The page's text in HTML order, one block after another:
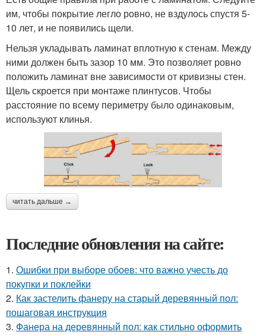
им, чтобы покрытие легло ровно, не вздулось спустя 5-
10 лет, и не появились щели.
Нельзя укладывать ламинат вплотную к стенам. Между
ними должен быть зазор 10 мм. Это позволяет ровно
положить ламинат вне зависимости от кривизны стен.
Щель скроется при монтаже плинтусов. Чтобы
расстояние по всему периметру было одинаковым,
используют клинья.
читать дальше →
Последние обновления на сайте:
1. Ошибки при выборе обоев: что важно учесть до
покупки и поклейки
2. Как застелить фанеру на старый деревянный пол:
пошаговая инструкция
3. Фанера на деревянный пол: как стильно оформить